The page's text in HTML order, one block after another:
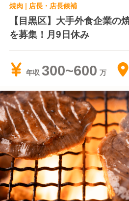
焼肉 | 店長・店長候補
【目黒区】大手外食企業の
を募集！月9日休み
年収 300~600